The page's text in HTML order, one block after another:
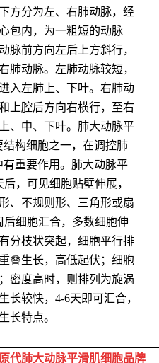
方分为左、右肺动脉，经
包内，为一粗短的动脉
脉前方向左后上方斜行，
肺动脉。左肺动脉较短，
入左肺上、下叶。右肺动
上腔后方向右横行，至右
、中、下叶。肺大动脉平
构细胞之一，在调控肺
重要作用。肺大动脉平
，可见细胞贴壁伸展，
、不规则形、三角形或扇
细胞汇合，多数细胞伸
分枝状突起，细胞平行排
叠生长，高低起伏；细胞
密度高时，则排列为旋涡
长较快，4-6天即可汇合，
长特点。
代肺大动脉平滑肌细胞品牌